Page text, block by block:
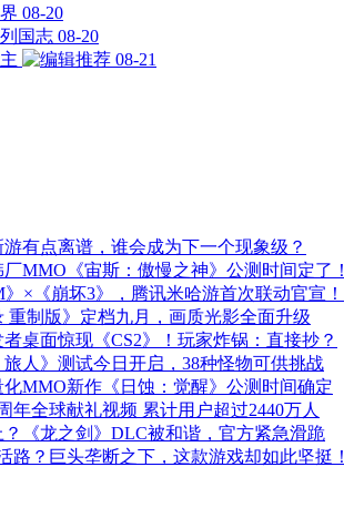
08-20
国志 08-20
08-21
有点离谱，谁会成为下一个现象级？
MMO《宙斯：傲慢之神》公测时间定了！
×《崩坏3》，腾讯米哈游首次联动官宣！
重制版》定档九月，画质光影全面升级
者桌面惊现《CS2》！玩家炸锅：直接抄？
人》测试今日开启，38种怪物可供挑战
MMO新作《日蚀：觉醒》公测时间确定
年全球献礼视频 累计用户超过2440万人
《龙之剑》DLC被和谐，官方紧急滑跪
路？巨头垄断之下，这款游戏却如此坚挺！